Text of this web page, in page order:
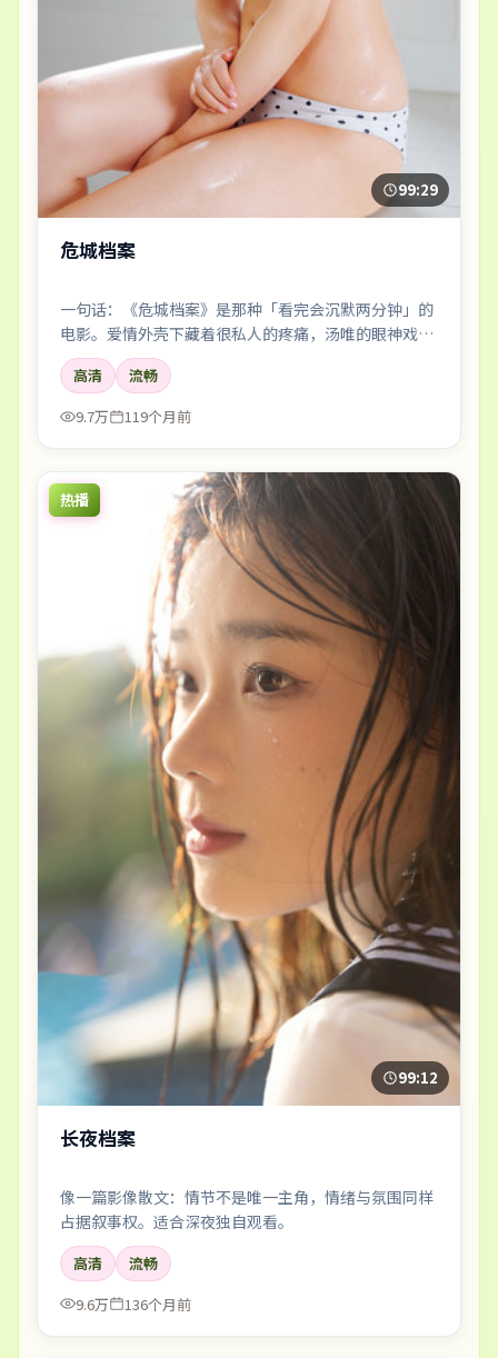
99:29
危城档案
一句话：《危城档案》是那种「看完会沉默两分钟」的
电影。爱情外壳下藏着很私人的疼痛，汤唯的眼神戏尤
其要命。
高清
流畅
9.7万
119个月前
热播
99:12
长夜档案
像一篇影像散文：情节不是唯一主角，情绪与氛围同样
占据叙事权。适合深夜独自观看。
高清
流畅
9.6万
136个月前